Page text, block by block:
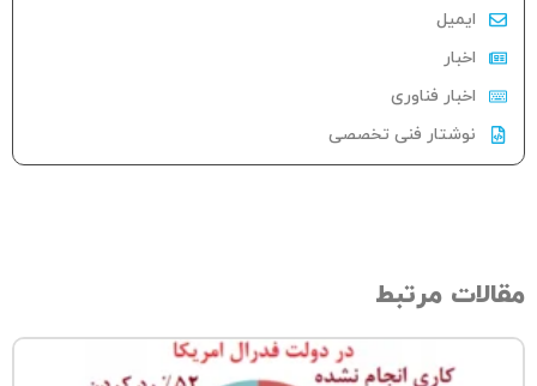
ایمیل
اخبار
اخبار فناوری
نوشتار فنی تخصصی
مرتبط